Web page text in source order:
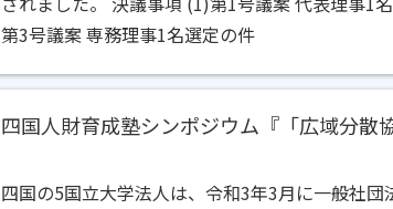
第3号議案 専務理事1名選定の件
四国の5国立大学法人は、令和3年3月に一般社